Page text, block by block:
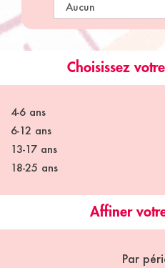
Choisissez
4-6 ans
6-12 ans
13-17 ans
18-25 ans
Affiner
Par